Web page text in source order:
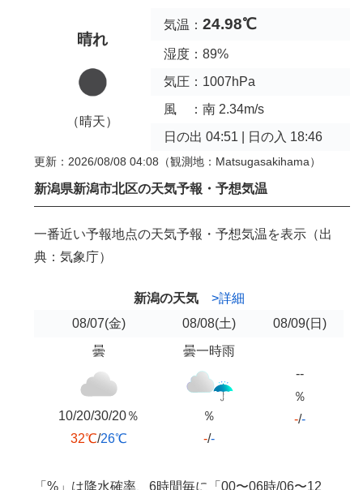
晴れ
（晴天）
気温： 24.98℃
湿度：89%
気圧：1007hPa
風 ：南 2.34m/s
日の出 04:51 | 日の入 18:46
更新：2026/08/08 04:08 （観測地：Matsugasakihama）
新潟県新潟市北区の天気予報・予想気温
一番近い予報地点の天気予報・予想気温を表示（出
典：気象庁）
新潟の天気
>詳細
08/07(金) 08/08(土) 08/09(日)
曇
10/20/30/20％
32℃/26℃
曇一時雨
％
-/-
--
％
-/-
「%」は降水確率、6時間毎に「00〜06時/06〜12